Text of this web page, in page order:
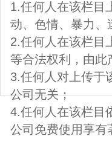
1.任何人在该栏目
动、色情、暴力、
2.任何人在该栏目
等合法权利，由
3.任何人对上传于
公司无关；
4.任何人在该栏目
公司免费使用享有